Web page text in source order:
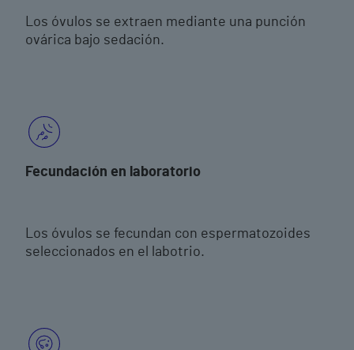
Los óvulos se extraen mediante una punción
ovárica bajo sedación.
Fecundación en laboratorio
Los óvulos se fecundan con espermatozoides
seleccionados en el labotrio.